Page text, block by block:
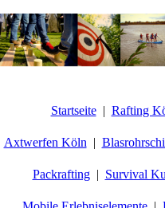
Startseite Rafting
Axtwerfen Köln
Packrafting Survival